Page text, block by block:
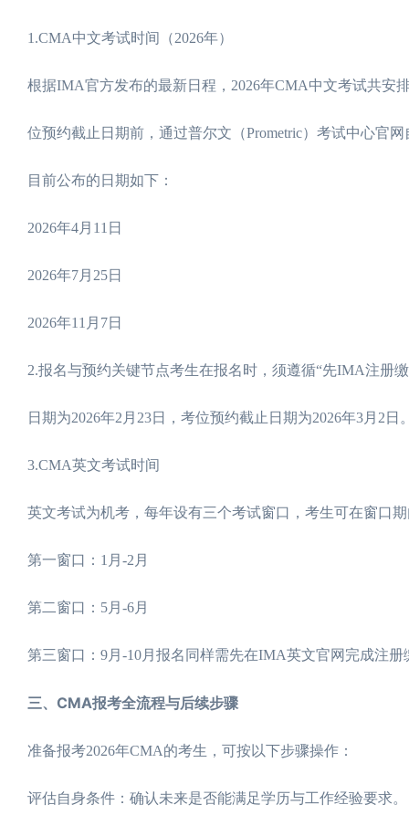
1.CMA中文考试时间（2026年）
根据IMA官方发布的最新日程，2026年CMA中文考试共安
位预约截止日期前，通过普尔文（Prometric）考试中心官
目前公布的日期如下：
2026年4月11日
2026年7月25日
2026年11月7日
2.报名与预约关键节点考生在报名时，须遵循“先IMA注册
日期为2026年2月23日，考位预约截止日期为2026年3月2
3.CMA英文考试时间
英文考试为机考，每年设有三个考试窗口，考生可在窗口
第一窗口：1月-2月
第二窗口：5月-6月
第三窗口：9月-10月报名同样需先在IMA英文官网完成注
三、CMA报考全流程与后续步骤
准备报考2026年CMA的考生，可按以下步骤操作：
评估自身条件：确认未来是否能满足学历与工作经验要求。